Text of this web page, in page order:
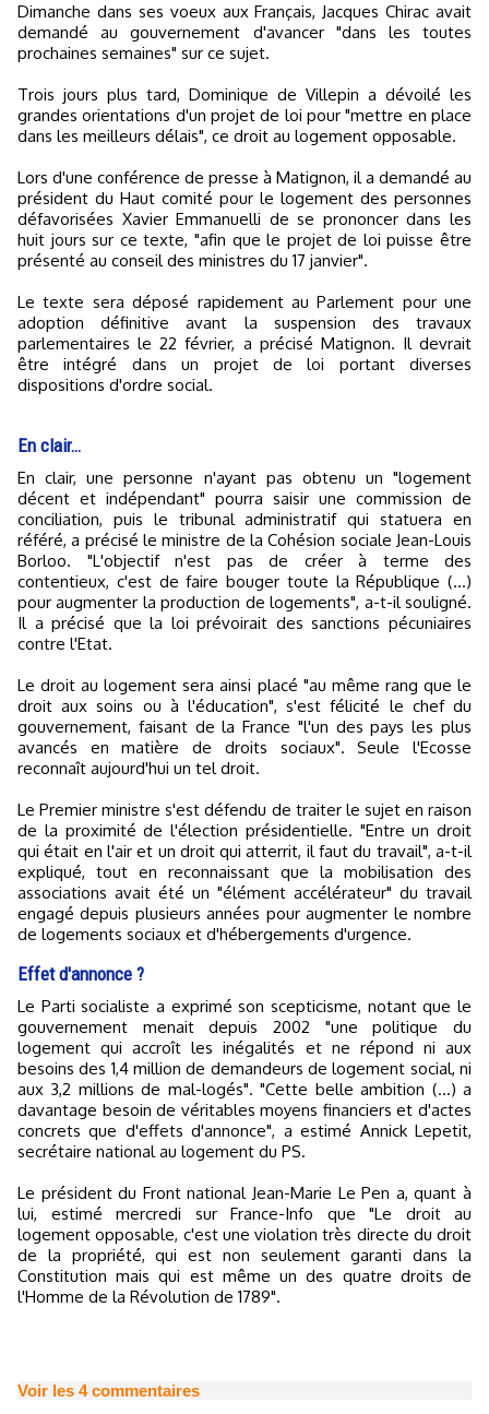
Dimanche dans ses voeux aux Français, Jacques Chirac avait
demandé au gouvernement d'avancer "dans les toutes
prochaines semaines" sur ce sujet.
Trois jours plus tard, Dominique de Villepin a dévoilé les
grandes orientations d'un projet de loi pour "mettre en place
dans les meilleurs délais", ce droit au logement opposable.
Lors d'une conférence de presse à Matignon, il a demandé au
président du Haut comité pour le logement des personnes
défavorisées Xavier Emmanuelli de se prononcer dans les
huit jours sur ce texte, "afin que le projet de loi puisse être
présenté au conseil des ministres du 17 janvier".
Le texte sera déposé rapidement au Parlement pour une
adoption définitive avant la suspension des travaux
parlementaires le 22 février, a précisé Matignon. Il devrait
être intégré dans un projet de loi portant diverses
dispositions d'ordre social.
En clair…
En clair, une personne n'ayant pas obtenu un "logement
décent et indépendant" pourra saisir une commission de
conciliation, puis le tribunal administratif qui statuera en
référé, a précisé le ministre de la Cohésion sociale Jean-Louis
Borloo. "L'objectif n'est pas de créer à terme des
contentieux, c'est de faire bouger toute la République (...)
pour augmenter la production de logements", a-t-il souligné.
Il a précisé que la loi prévoirait des sanctions pécuniaires
contre l'Etat.
Le droit au logement sera ainsi placé "au même rang que le
droit aux soins ou à l'éducation", s'est félicité le chef du
gouvernement, faisant de la France "l'un des pays les plus
avancés en matière de droits sociaux". Seule l'Ecosse
reconnaît aujourd'hui un tel droit.
Le Premier ministre s'est défendu de traiter le sujet en raison
de la proximité de l'élection présidentielle. "Entre un droit
qui était en l'air et un droit qui atterrit, il faut du travail", a-t-il
expliqué, tout en reconnaissant que la mobilisation des
associations avait été un "élément accélérateur" du travail
engagé depuis plusieurs années pour augmenter le nombre
de logements sociaux et d'hébergements d'urgence.
Effet d'annonce ?
Le Parti socialiste a exprimé son scepticisme, notant que le
gouvernement menait depuis 2002 "une politique du
logement qui accroît les inégalités et ne répond ni aux
besoins des 1,4 million de demandeurs de logement social, ni
aux 3,2 millions de mal-logés". "Cette belle ambition (...) a
davantage besoin de véritables moyens financiers et d'actes
concrets que d'effets d'annonce", a estimé Annick Lepetit,
secrétaire national au logement du PS.
Le président du Front national Jean-Marie Le Pen a, quant à
lui, estimé mercredi sur France-Info que "Le droit au
logement opposable, c'est une violation très directe du droit
de la propriété, qui est non seulement garanti dans la
Constitution mais qui est même un des quatre droits de
l'Homme de la Révolution de 1789".
Voir les 4commentaires